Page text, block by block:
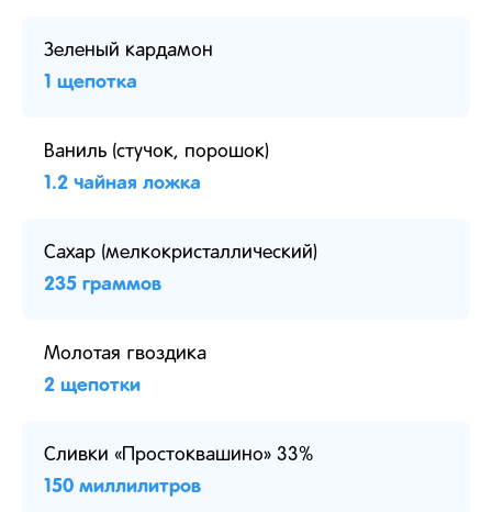
Зеленый кардамон
1 щепотка
Ваниль (стучок, порошок)
1.2 чайная ложка
Сахар (мелкокристаллический)
235 граммов
Молотая гвоздика
2 щепотки
Сливки «Простоквашино» 33%
150 миллилитров